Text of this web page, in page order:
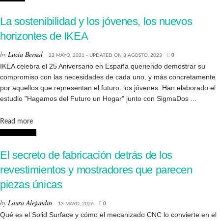
La sostenibilidad y los jóvenes, los nuevos
horizontes de IKEA
byLucía Bernal 22 MAYO, 2021 - UPDATED ON 3 AGOSTO, 2023 0
IKEA celebra el 25 Aniversario en España queriendo demostrar su
compromiso con las necesidades de cada uno, y más concretamente
por aquellos que representan el futuro: los jóvenes. Han elaborado el
estudio "Hagamos del Futuro un Hogar" junto con SigmaDos ...
Read moreDetails
El secreto de fabricación detrás de los
revestimientos y mostradores que parecen
piezas únicas
byLaura Alejandro 13 MAYO, 2026 0
Qué es el Solid Surface y cómo el mecanizado CNC lo convierte en el